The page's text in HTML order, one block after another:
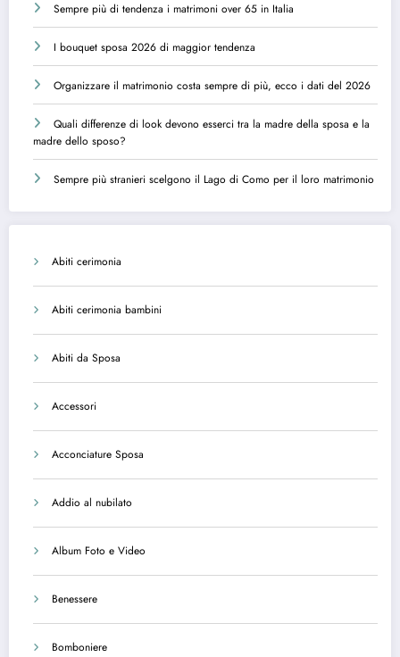
Sempre più di tendenza i matrimoni over 65 in Italia
I bouquet sposa 2026 di maggior tendenza
Organizzare il matrimonio costa sempre di più, ecco i dati del 2026
Quali differenze di look devono esserci tra la madre della sposa e la
madre dello sposo?
Sempre più stranieri scelgono il Lago di Como per il loro matrimonio
Abiti cerimonia
Abiti cerimonia bambini
Abiti da Sposa
Accessori
Acconciature Sposa
Addio al nubilato
Album Foto e Video
Benessere
Bomboniere